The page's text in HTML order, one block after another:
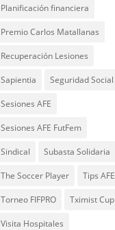
Planificación financiera
Premio Carlos Matallanas
Recuperación Lesiones
Sapientia Seguridad Social
Sesiones AFE
Sesiones AFE FutFem
Sindical Subasta Solidaria
The Soccer Player Tips AFE
Torneo FIFPRO Tximist Cup
Visita Hospitales